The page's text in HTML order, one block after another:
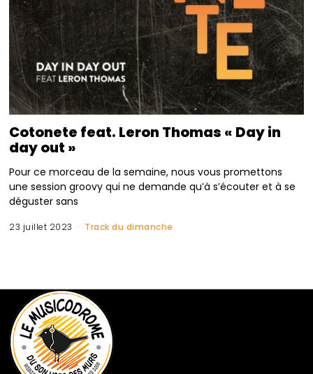
Cotonete feat. Leron Thomas « Day in
day out »
Pour ce morceau de la semaine, nous vous promettons
une session groovy qui ne demande qu’à s’écouter et à se
déguster sans
23 juillet 2023 Track du dimanche